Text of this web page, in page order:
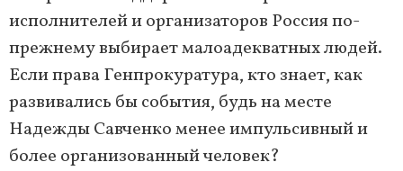
исполнителей и организаторов Россия по-
прежнему выбирает малоадекватных людей.
Если права Генпрокуратура, кто знает, как
развивались бы события, будь на месте
Надежды Савченко менее импульсивный и
более организованный человек?